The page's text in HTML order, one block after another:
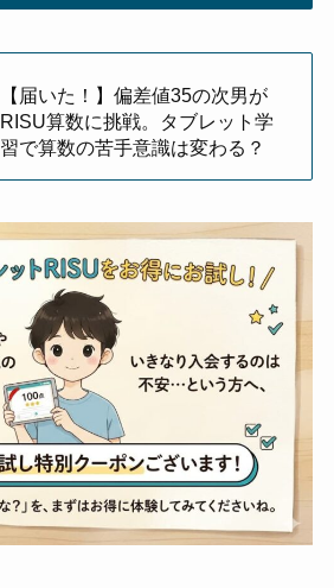
【届いた！】偏差値35の次男が
RISU算数に挑戦。タブレット学
習で算数の苦手意識は変わる？